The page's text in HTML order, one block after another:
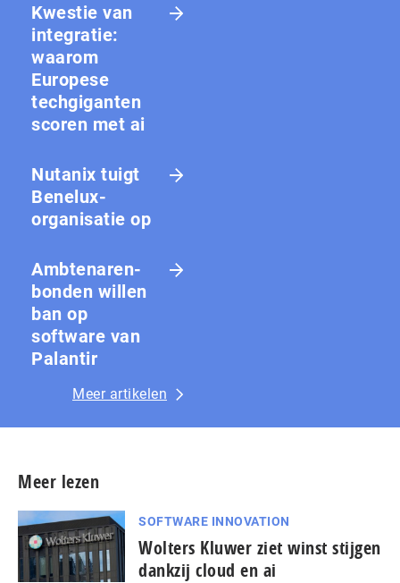
Kwestie van
integratie:
waarom
Europese
techgiganten
scoren met ai
Nutanix tuigt
Benelux-
organisatie op
Amb­te­na­ren­
bon­den willen
ban op
software van
Palantir
Meer artikelen
Meer lezen
SOFTWARE INNOVATION
Wolters Kluwer ziet winst stijgen
dankzij cloud en ai